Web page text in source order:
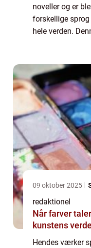
noveller og er
forskellige
hele verden.
09 oktober 2025
redaktionel
Når farver
kunstens
Hendes værker